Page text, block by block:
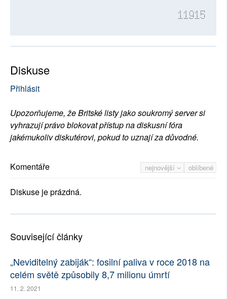
11915
Diskuse
Přihlásit
Upozorňujeme, že Britské listy jako soukromý server si
vyhrazují právo blokovat přístup na diskusní fóra
jakémukoliv diskutérovi, pokud to uznají za důvodné.
nejnovější oblíbené
Komentáře
Diskuse je prázdná.
Související články
„Neviditelný zabiják“: fosilní paliva v roce 2018 na
celém světě způsobily 8,7 milionu úmrtí
11. 2. 2021